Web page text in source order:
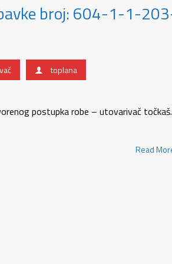
broj: 604-1-1-
toplana
postupka robe – utovarivač točkaš.
Read